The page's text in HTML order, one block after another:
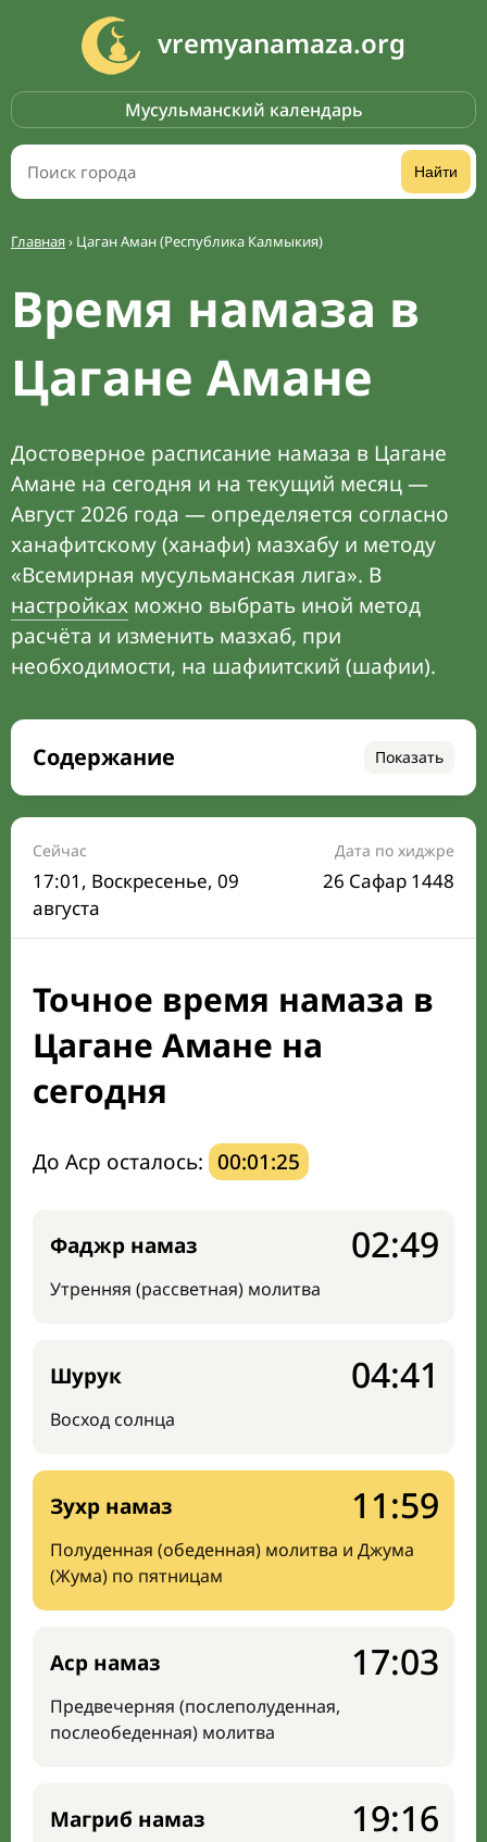
vremyanamaza.org
Мусульманский календарь
Найти
Главная› Цаган Аман (Республика Калмыкия)
Время намаза в
Цагане Амане
Достоверное расписание намаза в Цагане
Амане на сегодня и на текущий месяц —
Август 2026 года — определяется согласно
ханафитскому (ханафи) мазхабу и методу
«Всемирная мусульманская лига». В
настройках можно выбрать иной метод
расчёта и изменить мазхаб, при
необходимости, на шафиитский (шафии).
Содержание Показать
Время намаза на сегодня
Расписание на месяц
Время Сухура и Ифтара на сегодня
Календарь рамадана
Направление киблы
Сейчас
17:01 , Воскресенье, 09
августа
Дата по хиджре
26 Сафар 1448
Точное время намаза в
Цагане Амане на
сегодня
До Аср осталось: 00:01:24
Фаджр намаз
Утренняя (рассветная) молитва
02:49
Шурук
Восход солнца
04:41
Зухр намаз
Полуденная (обеденная) молитва и Джума
(Жума) по пятницам
11:59
Аср намаз
Предвечерняя (послеполуденная,
послеобеденная) молитва
17:03
Магриб намаз 19:16